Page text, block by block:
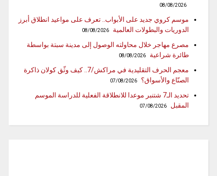
08/08/2026
موسم كروي جديد على الأبواب.. تعرف على مواعيد انطلاق أبرز
الدوريات والبطولات العالمية
08/08/2026
مصرع مهاجر خلال محاولته الوصول إلى مدينة سبتة بواسطة
طائرة شراعية
08/08/2026
معجم الحرف التقليدية في مراكش/7.. كيف وثّق كولان ذاكرة
الصنّاع والأسواق؟
07/08/2026
تحديد الـ7 شتنبر موعدا للانطلاقة الفعلية للدراسة الموسم
المقبل
07/08/2026